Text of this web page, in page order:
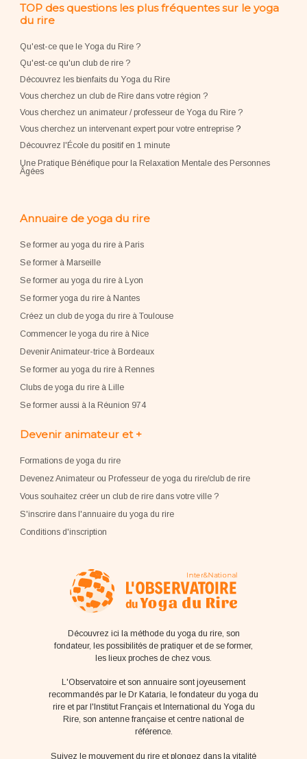
TOP des questions les plus fréquentes sur le yoga
du rire
Qu'est-ce que le Yoga du Rire ?
Qu'est-ce qu'un club de rire ?
Découvrez les bienfaits du Yoga du Rire
Vous cherchez un club de Rire dans votre région ?
Vous cherchez un animateur / professeur de Yoga du Rire ?
Vous cherchez un intervenant expert pour votre entreprise?
Découvrez l'École du positif en 1 minute
Une Pratique Bénéfique pour la Relaxation Mentale des Personnes
Âgées
Annuaire de yoga du rire
Se former au yoga du rire à Paris
Se former à Marseille
Se former au yoga du rire à Lyon
Se former yoga du rire à Nantes
Créez un club de yoga du rire à Toulouse
Commencer le yoga du rire à Nice
Devenir Animateur-trice à Bordeaux
Se former au yoga du rire à Rennes
Clubs de yoga du rire à Lille
Se former aussi à la Réunion 974
Devenir animateur et +
Formations de yoga du rire
Devenez Animateur ou Professeur de yoga du rire/club de rire
Vous souhaitez créer un club de rire dans votre ville ?
S'inscrire dans l'annuaire du yoga du rire
Conditions d'inscription
Découvrez ici la méthode du yoga du rire, son
fondateur, les possibilités de pratiquer et de se former,
les lieux proches de chez vous.
L'Observatoire et son annuaire sont joyeusement
recommandés par le Dr Kataria, le fondateur du yoga du
rire et par l'Institut Français et International du Yoga du
Rire, son antenne française et centre national de
référence.
Suivez le mouvement du rire et plongez dans la vitalité